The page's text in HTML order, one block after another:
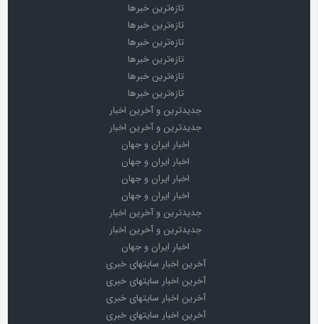
تازه‌ترین خبرها
تازه‌ترین خبرها
تازه‌ترین خبرها
تازه‌ترین خبرها
تازه‌ترین خبرها
تازه‌ترین خبرها
جدیدترین و آخرین اخبار
جدیدترین و آخرین اخبار
اخبار ایران و جهان
اخبار ایران و جهان
اخبار ایران و جهان
اخبار ایران و جهان
جدیدترین و آخرین اخبار
جدیدترین و آخرین اخبار
اخبار ایران و جهان
آخرین اخبار سایتهای خبری
آخرین اخبار سایتهای خبری
آخرین اخبار سایتهای خبری
آخرین اخبار سایتهای خبری